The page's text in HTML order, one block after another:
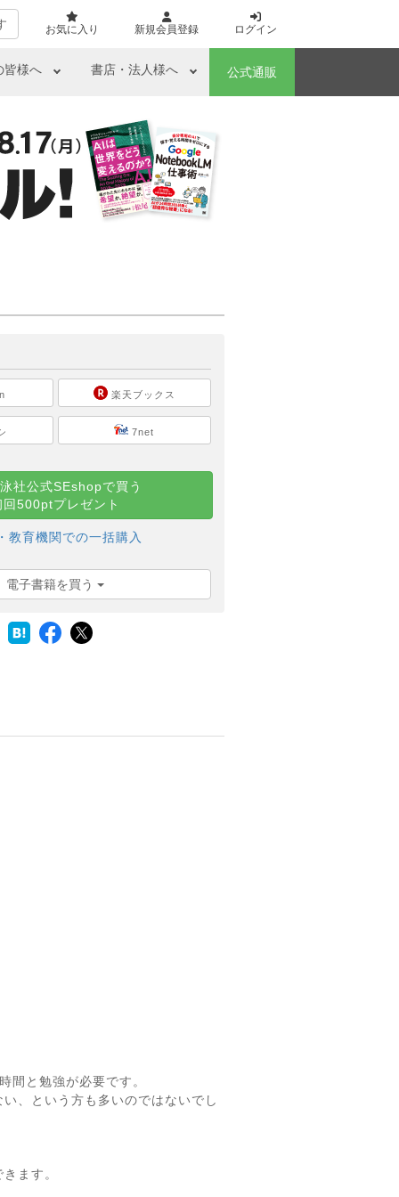
お気に入り 新規会員登録 ログイン
皆様へ 書店・法人様へ 公式通販
楽天ブックス
7net
社公式SEshopで買う
回500ptプレゼント
教育機関での一括購入
電子書籍を買う
間と勉強が必要です。
、という方も多いのではないでし
ます。